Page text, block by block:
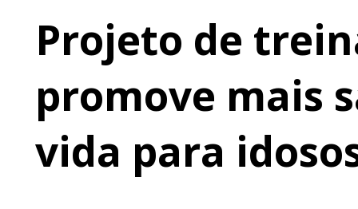
Projeto de
promove mais
vida para